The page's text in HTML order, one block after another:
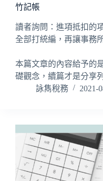
竹記帳
讀者詢問：進項抵扣的
全部打統編，再讓事務
本篇文章的內容給予的
礎觀念，續篇才是分享
詠雋稅務
2021-